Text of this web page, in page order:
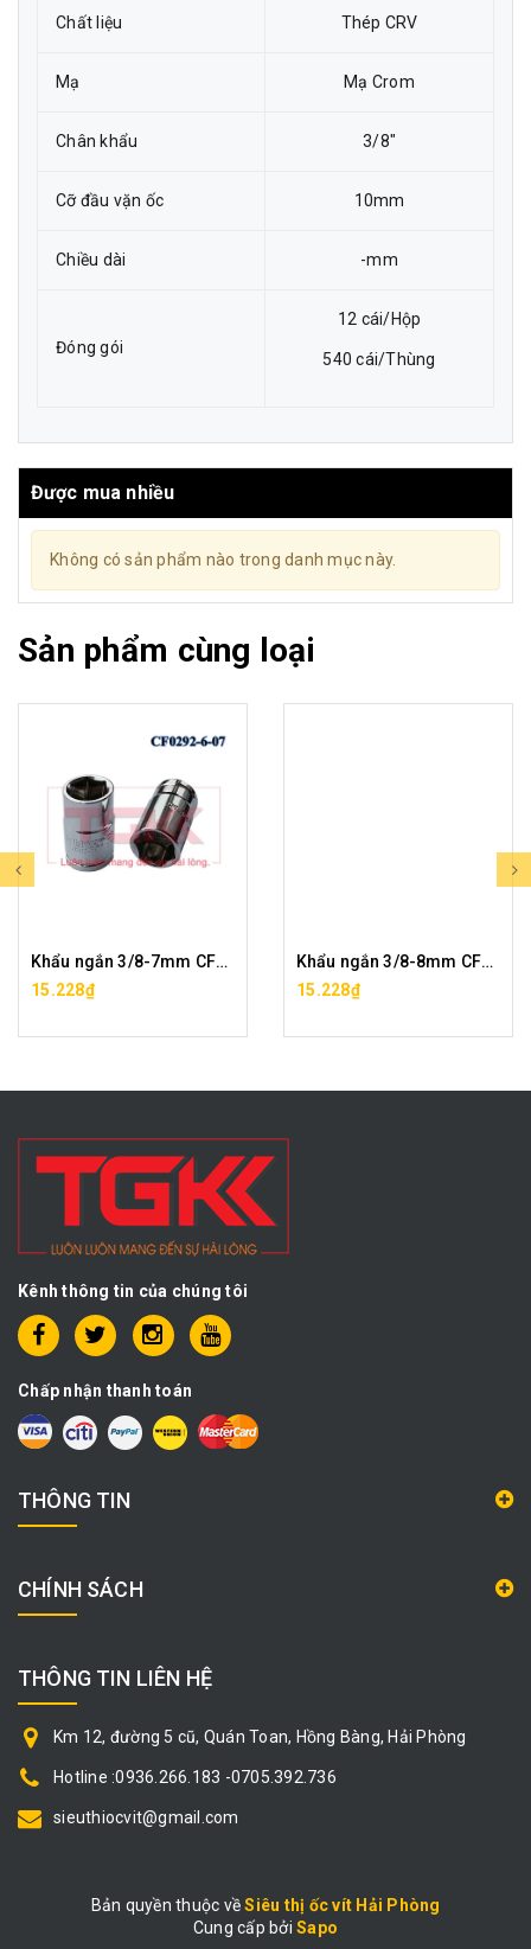
Chất liệu Thép CRV
Mạ Mạ Crom
Chân khẩu 3/8"
Cỡ đầu vặn ốc 10mm
Chiều dài -mm
Đóng gói
12 cái/Hộp
540 cái/Thùng
Được mua nhiều
Không có sản phẩm nào trong danh mục này.
Sản phẩm cùng loại
Khẩu ngắn 3/8-7mm CF0292-6-07
15.228₫
Khẩu ngắn 3/8-8mm CF0292-6-08
15.228₫
Kênh thông tin của chúng tôi
Chấp nhận thanh toán
THÔNG TIN
CHÍNH SÁCH
THÔNG TIN LIÊN HỆ
Km 12, đường 5 cũ, Quán Toan, Hồng Bàng, Hải Phòng
Hotline :0936.266.183 -0705.392.736
sieuthiocvit@gmail.com
Bản quyền thuộc vềSiêu thị ốc vít Hải Phòng
|
Cung cấp bởiSapo